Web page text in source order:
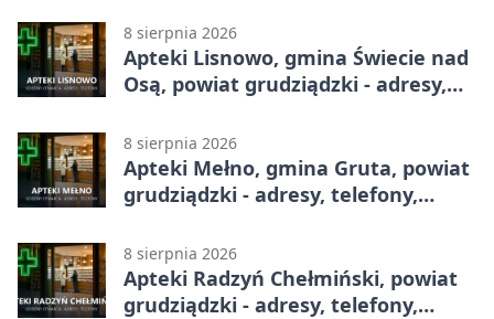
8 sierpnia 2026
Apteki Lisnowo, gmina Świecie nad
Osą, powiat grudziądzki - adresy,
8 sierpnia 2026
Apteki Mełno, gmina Gruta, powiat
grudziądzki - adresy, telefony,
8 sierpnia 2026
Apteki Radzyń Chełmiński, powiat
grudziądzki - adresy, telefony,